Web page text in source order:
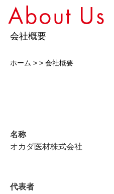
会社概要
ホーム > > 会社概要
名称
オカダ医材株式会社
代表者